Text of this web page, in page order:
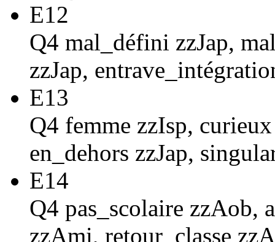
E12
Q4 mal_défini zzJap,
zzJap,
E13
Q4 femme zzIsp,
en_dehors zzJap,
E14
Q4 pas_scolaire zzAob,
zzAmi, retour_classe